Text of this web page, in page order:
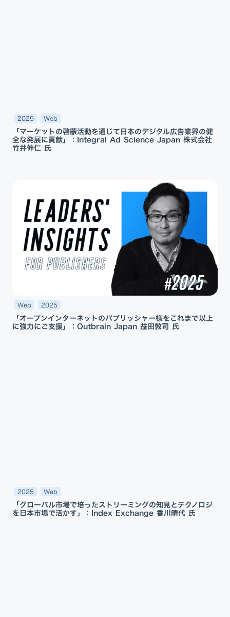
2025 Web
「マーケットの啓蒙活動を通じて日本のデジタル広告業界の健
全な発展に貢献」：Integral Ad Science Japan 株式会社
竹井伸仁 氏
Web 2025
「オープンインターネットのパブリッシャー様をこれまで以上
に強力にご支援」：Outbrain Japan 益田敦司 氏
2025 Web
「グローバル市場で培ったストリーミングの知見とテクノロジ
を日本市場で活かす」：Index Exchange 香川晴代 氏